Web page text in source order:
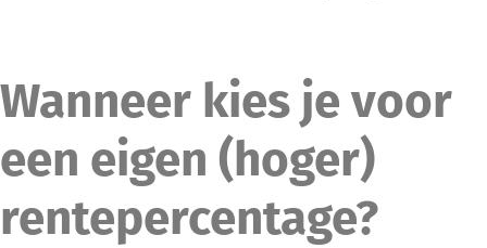
Wanneer kies je voor
een eigen (hoger)
rentepercentage?